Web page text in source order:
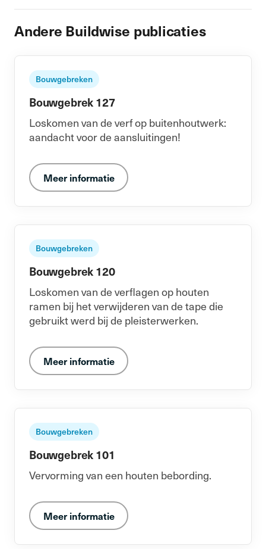
Andere Buildwise publicaties
Bouwgebreken
Bouwgebrek 127
Loskomen van de verf op buitenhoutwerk:
aandacht voor de aansluitingen!
Meer informatie
Bouwgebreken
Bouwgebrek 120
Loskomen van de verflagen op houten
ramen bij het verwijderen van de tape die
gebruikt werd bij de pleisterwerken.
Meer informatie
Bouwgebreken
Bouwgebrek 101
Vervorming van een houten bebording.
Meer informatie